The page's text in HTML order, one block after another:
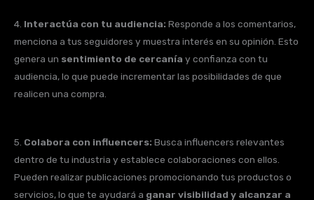
4. Interactúa con tu audiencia: Responde a los comentarios,
menciona a tus seguidores y muestra interés en su opinión. Esto
genera un sentimiento de cercanía y confianza con tu
audiencia, lo que puede incrementar las posibilidades de que
realicen una compra.
5. Colabora con influencers: Busca influencers relevantes
dentro de tu industria y establece colaboraciones con ellos.
Pueden realizar publicaciones promocionando tus productos o
servicios, lo que te ayudará a ganar visibilidad y alcanzar a